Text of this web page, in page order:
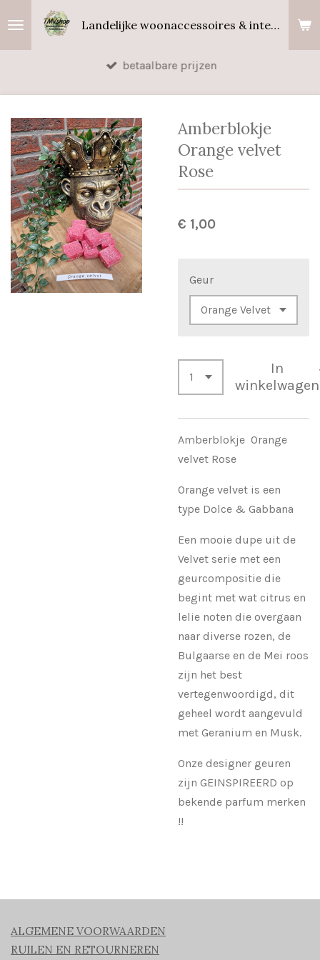
hoofdinhoud
Landelijke woonaccessoires & interieurgeuren
betaalbare prijzen
Amberblokje
Orange velvet
Rose
€ 1,00
Geur
In
winkelwagen
Amberblokje Orange
velvet Rose
Orange velvet is een
type Dolce & Gabbana
Een mooie dupe uit de
Velvet serie met een
geurcompositie die
begint met wat citrus en
lelie noten die overgaan
naar diverse rozen, de
Bulgaarse en de Mei roos
zijn het best
vertegenwoordigd, dit
geheel wordt aangevuld
met Geranium en Musk.
Onze designer geuren
zijn GEINSPIREERD op
bekende parfum merken
!!
ALGEMENE VOORWAARDEN
RUILEN EN RETOURNEREN